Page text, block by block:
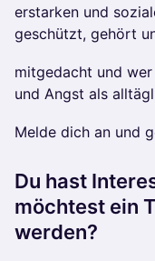
erstarken und
geschützt, gehört
mitgedacht und
und Angst als
Melde dich an und
Du hast
möchtest ein
werden?